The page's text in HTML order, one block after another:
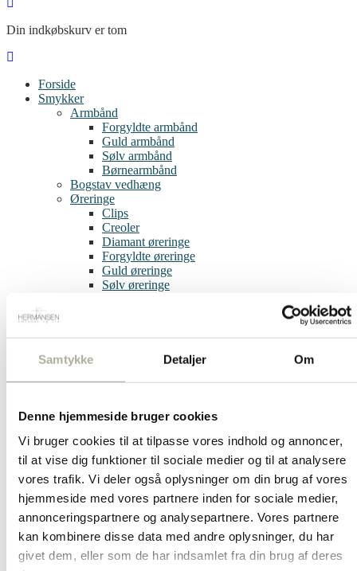
Samtykke Detaljer Om
Denne hjemmeside bruger cookies
Vi bruger cookies til at tilpasse vores indhold og annoncer,
til at vise dig funktioner til sociale medier og til at analysere
vores trafik. Vi deler også oplysninger om din brug af vores
hjemmeside med vores partnere inden for sociale medier,
annonceringspartnere og analysepartnere. Vores partnere
kan kombinere disse data med andre oplysninger, du har
givet dem, eller som de har indsamlet fra din brug af deres
Din indkøbskurv er tom
Forside
Smykker
Armbånd
Forgyldte armbånd
Guld armbånd
Sølv armbånd
Børnearmbånd
Bogstav vedhæng
Øreringe
Clips
Creoler
Diamant øreringe
Forgyldte øreringe
Guld øreringe
Sølv øreringe
Diamant ringe
Forgyldte ringe
Sølv ringe
Bestik
Kop & Tallerken
Smykkeskrin
Sparebøsser
Diverse
Børnesmykker
Børnearmbånd
Børnehalskæder
Børneøreringe
Halskæder